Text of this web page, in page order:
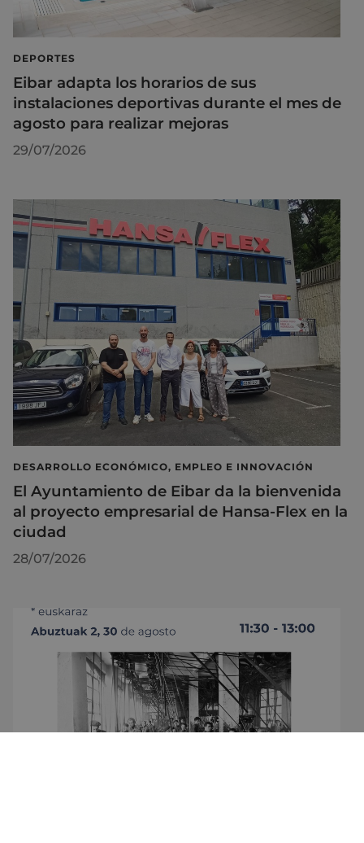
DEPORTES
Eibar adapta los horarios de sus
instalaciones deportivas durante el mes de
agosto para realizar mejoras
29/07/2026
DESARROLLO ECONÓMICO, EMPLEO E INNOVACIÓN
El Ayuntamiento de Eibar da la bienvenida
al proyecto empresarial de Hansa-Flex en la
ciudad
28/07/2026